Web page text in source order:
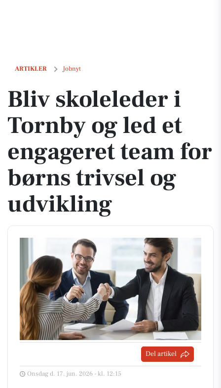
ARTIKLER Jobnyt
Bliv skoleleder i Tornby og led et engageret team for børns trivsel
Bliv skoleleder i
Tornby og led et
engageret team for
børns trivsel og
udvikling
Del artikel
Onsdag d. 17. jun. 2026 - kl. 12:15